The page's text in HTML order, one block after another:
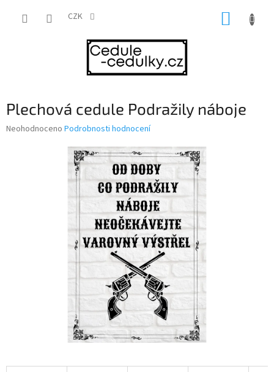
CZK
Plechová cedule Podražily náboje
Průměrné
Neohodnoceno Podrobnosti hodnocení